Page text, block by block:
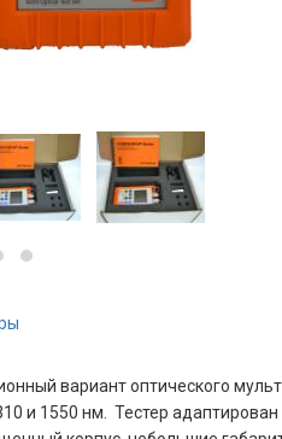
вариант оптического
и 1550 нм. Тестер